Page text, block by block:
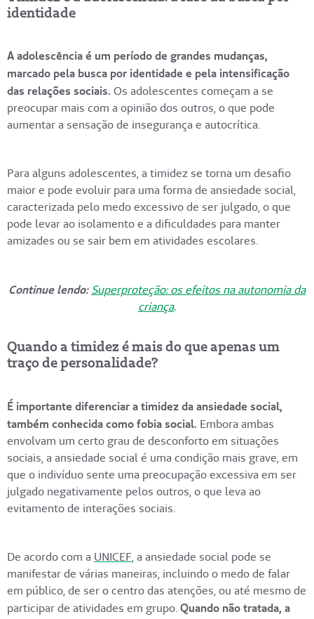
identidade
A adolescência é um período de grandes mudanças,
marcado pela busca por identidade e pela intensificação
das relações sociais. Os adolescentes começam a se
preocupar mais com a opinião dos outros, o que pode
aumentar a sensação de insegurança e autocrítica.
Para alguns adolescentes, a timidez se torna um desafio
maior e pode evoluir para uma forma de ansiedade social,
caracterizada pelo medo excessivo de ser julgado, o que
pode levar ao isolamento e a dificuldades para manter
amizades ou se sair bem em atividades escolares.
Continue lendo: Superproteção: os efeitos na autonomia da
criança.
Quando a timidez é mais do que apenas um
traço de personalidade?
É importante diferenciar a timidez da ansiedade social,
também conhecida como fobia social. Embora ambas
envolvam um certo grau de desconforto em situações
sociais, a ansiedade social é uma condição mais grave, em
que o indivíduo sente uma preocupação excessiva em ser
julgado negativamente pelos outros, o que leva ao
evitamento de interações sociais.
De acordo com a UNICEF, a ansiedade social pode se
manifestar de várias maneiras, incluindo o medo de falar
em público, de ser o centro das atenções, ou até mesmo de
participar de atividades em grupo. Quando não tratada, a